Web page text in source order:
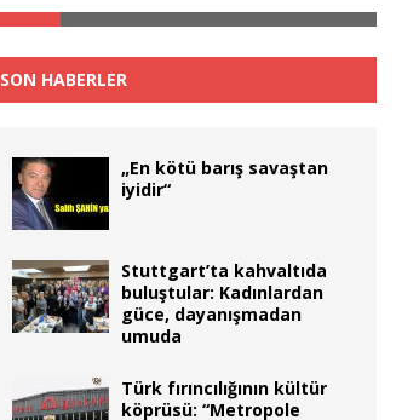
SON HABERLER
„En kötü barış savaştan
iyidir“
Stuttgart’ta kahvaltıda
buluştular: Kadınlardan
güce, dayanışmadan
umuda
Türk fırıncılığının kültür
köprüsü: “Metropole